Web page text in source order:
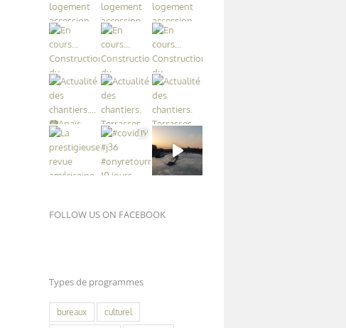
FOLLOW US ON FACEBOOK
Types de programmes
bureaux culturel